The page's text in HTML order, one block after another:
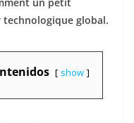
un petit
global.​
show